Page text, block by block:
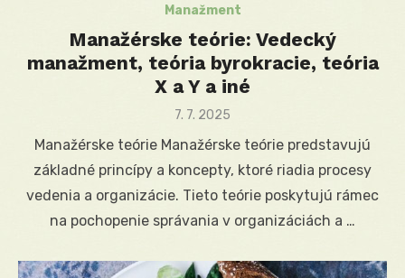
Manažment
Manažérske teórie: Vedecký
manažment, teória byrokracie, teória
X a Y a iné
Posted
7. 7. 2025
Manažérske teórie Manažérske teórie predstavujú
základné princípy a koncepty, ktoré riadia procesy
vedenia a organizácie. Tieto teórie poskytujú rámec
na pochopenie správania v organizáciách a …